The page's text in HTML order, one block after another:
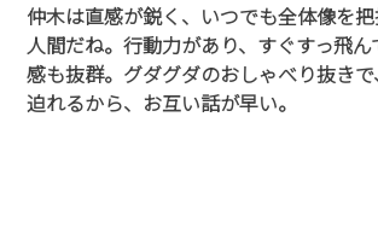
仲木は直感が鋭く、いつでも全体像を
人間だね。行動力があり、すぐすっ飛
感も抜群。グダグダのおしゃべり抜き
迫れるから、お互い話が早い。